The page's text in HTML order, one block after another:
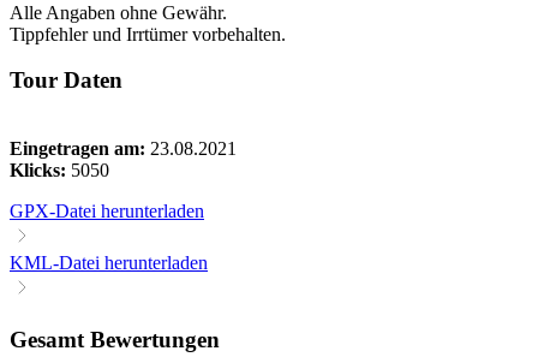
Alle Angaben ohne Gewähr.
Tippfehler und Irrtümer vorbehalten.
Tour Daten
Eingetragen am: 23.08.2021
Klicks: 5050
GPX-Datei herunterladen
KML-Datei herunterladen
Gesamt Bewertungen